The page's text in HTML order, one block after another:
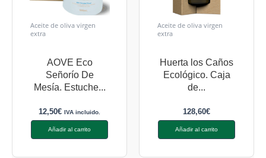
Aceite de oliva virgen
extra
AOVE Eco
Señorío De
Mesía. Estuche...
12,50€ IVA incluido.
Añadir al carrito
Aceite de oliva virgen
extra
Huerta los Caños
Ecológico. Caja
de...
128,60€
Añadir al carrito